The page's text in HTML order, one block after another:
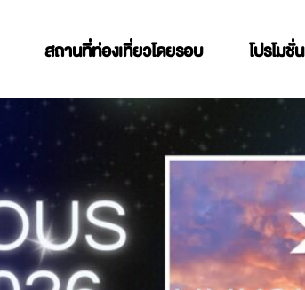
สถานที่ท่องเที่ยวโดยรอบ โปรโมชั่น